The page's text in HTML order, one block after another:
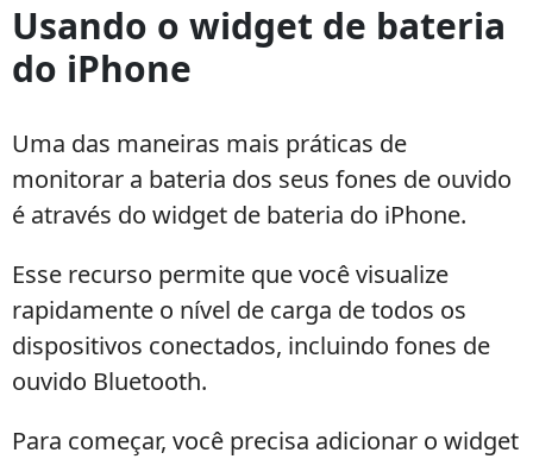
bateria
do
fone
iPhone
facilmente
Usando o widget de bateria
do iPhone
Uma das maneiras mais práticas de
monitorar a bateria dos seus fones de ouvido
é através do widget de bateria do iPhone.
Esse recurso permite que você visualize
rapidamente o nível de carga de todos os
dispositivos conectados, incluindo fones de
ouvido Bluetooth.
Para começar, você precisa adicionar o widget